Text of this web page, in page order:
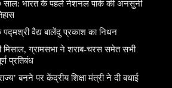
साल: भारत के पहले नेशनल पार्क की अनसुनी
पद्मश्री वैद्य बालेंदु प्रकाश का निधन
मिसाल, ग्रामसभा ने शराब-चरस समेत सभी
प्रतिबंध
बनने पर केंद्रीय शिक्षा मंत्री ने दी बधाई